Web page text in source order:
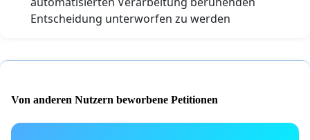
Entscheidung unterworfen zu werden
Von anderen Nutzern beworbene Petitionen